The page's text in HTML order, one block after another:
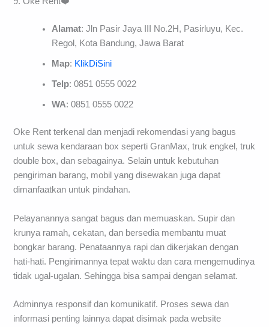
Alamat: Jln Pasir Jaya III No.2H, Pasirluyu, Kec.
Regol, Kota Bandung, Jawa Barat
Map: KlikDiSini
Telp: 0851 0555 0022
WA: 0851 0555 0022
Oke Rent terkenal dan menjadi rekomendasi yang bagus
untuk sewa kendaraan box seperti GranMax, truk engkel, truk
double box, dan sebagainya. Selain untuk kebutuhan
pengiriman barang, mobil yang disewakan juga dapat
dimanfaatkan untuk pindahan.
Pelayanannya sangat bagus dan memuaskan. Supir dan
krunya ramah, cekatan, dan bersedia membantu muat
bongkar barang. Penataannya rapi dan dikerjakan dengan
hati-hati. Pengirimannya tepat waktu dan cara mengemudinya
tidak ugal-ugalan. Sehingga bisa sampai dengan selamat.
Adminnya responsif dan komunikatif. Proses sewa dan
informasi penting lainnya dapat disimak pada website